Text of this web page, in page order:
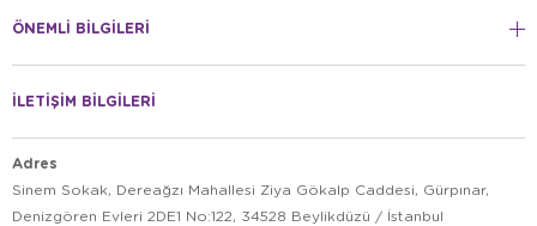
ÖNEMLİ BİLGİLERİ
İLETİŞİM BİLGİLERİ
Adres
Sinem Sokak, Dereağzı Mahallesi Ziya Gökalp Caddesi, Gürpınar,
Denizgören Evleri 2DE1 No:122, 34528 Beylikdüzü / İstanbul